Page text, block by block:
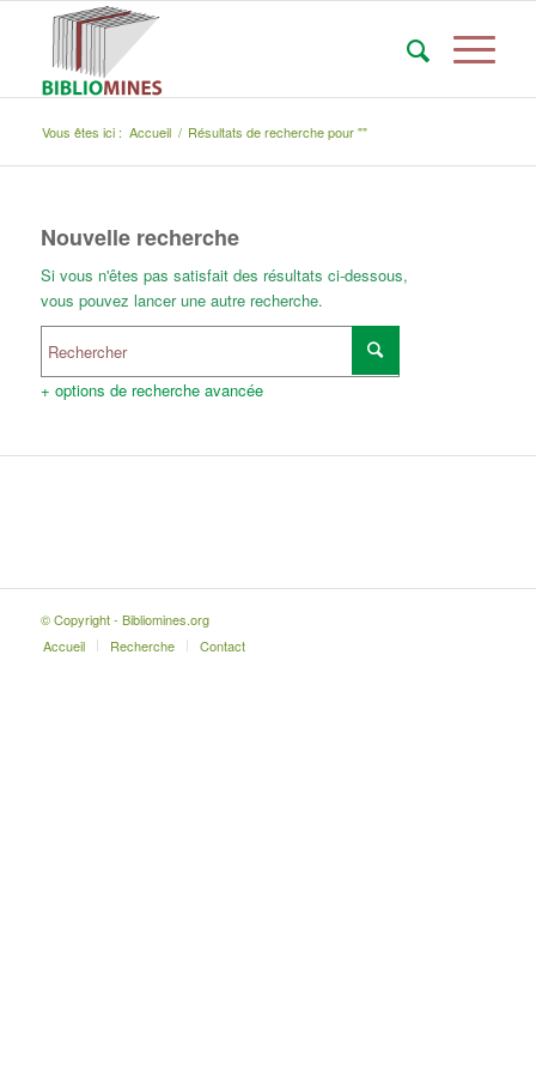
Vous êtes ici : Accueil / Résultats de recherche pour ""
Nouvelle recherche
Si vous n'êtes pas satisfait des résultats ci-dessous,
vous pouvez lancer une autre recherche.
+ options de recherche avancée
© Copyright - Bibliomines.org
Accueil
Recherche Contact